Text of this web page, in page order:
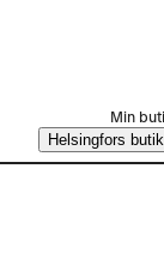
Min
Helsingfors butik